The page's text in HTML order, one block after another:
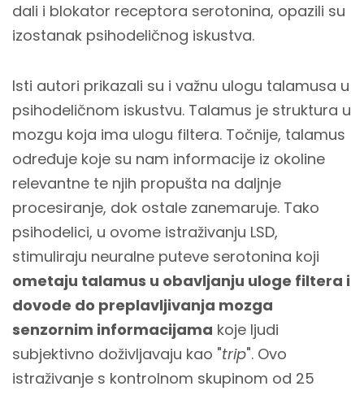
dali i blokator receptora serotonina, opazili su
izostanak psihodeličnog iskustva.
Isti autori prikazali su i važnu ulogu talamusa u
psihodeličnom iskustvu. Talamus je struktura u
mozgu koja ima ulogu filtera. Točnije, talamus
određuje koje su nam informacije iz okoline
relevantne te njih propušta na daljnje
procesiranje, dok ostale zanemaruje. Tako
psihodelici, u ovome istraživanju LSD,
stimuliraju neuralne puteve serotonina koji
ometaju talamus u obavljanju uloge filtera i
dovode do preplavljivanja mozga
senzornim informacijama koje ljudi
subjektivno doživljavaju kao "trip". Ovo
istraživanje s kontrolnom skupinom od 25